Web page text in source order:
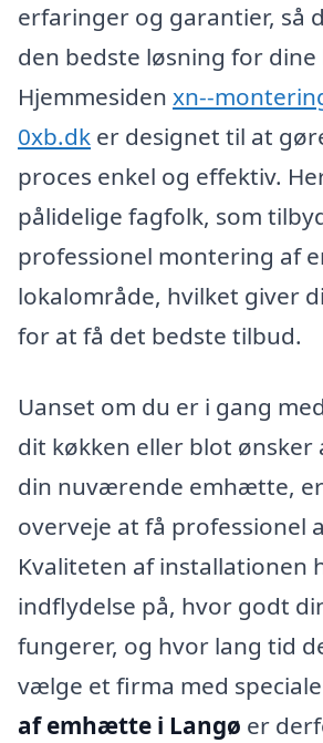
erfaringer og garantier, så
den bedste løsning for dine
Hjemmesiden xn--
0xb.dk er designet til at
proces enkel og effektiv.
pålidelige fagfolk, som
professionel montering af
lokalområde, hvilket giver
for at få det bedste tilbud.
Uanset om du er i gang
dit køkken eller blot ønsker
din nuværende emhætte,
overveje at få professionel
Kvaliteten af installationen
indflydelse på, hvor godt
fungerer, og hvor lang tid
vælge et firma med
af emhætte i Langø er